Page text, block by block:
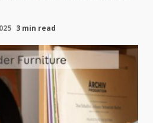
3 min read